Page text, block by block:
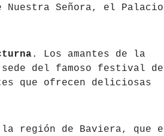
Señora, el
. Los amantes de la
del famoso festival
que ofrecen deliciosas
región de Baviera, que